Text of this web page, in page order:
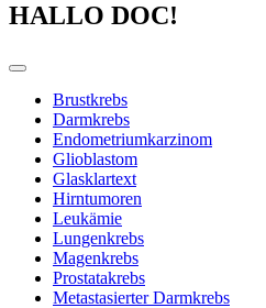
HALLO DOC!
Brustkrebs
Darmkrebs
Endometriumkarzinom
Glioblastom
Glasklartext
Hirntumoren
Leukämie
Lungenkrebs
Magenkrebs
Prostatakrebs
Metastasierter Darmkrebs